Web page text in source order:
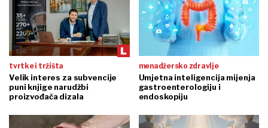
tvrtke i tržišta
Velik interes za subvencije
puni knjige narudžbi
proizvođača dizala
menadžersko zdravlje
Umjetna inteligencija mijenja
gastroenterologiju i
endoskopiju